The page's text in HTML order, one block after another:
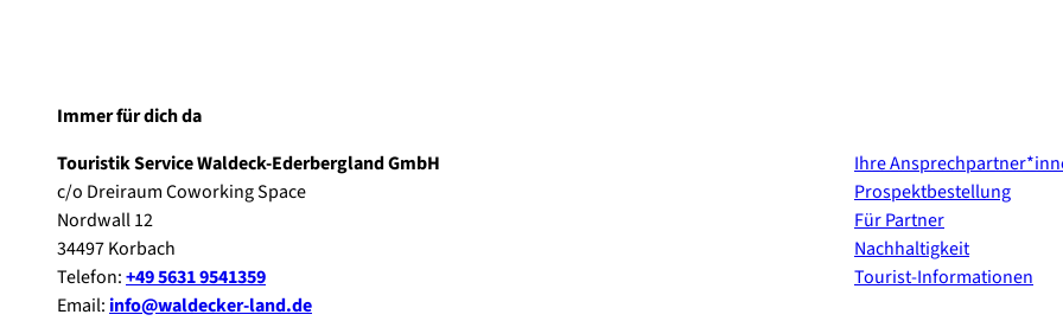
Immer für dich da
Touristik Service Waldeck-Ederbergland GmbH
c/o Dreiraum Coworking Space
Nordwall 12
34497 Korbach
Telefon:+49 5631 9541359
Email:info@waldecker-land.de
Ihre
Prospektbestellung
Für Partner
Nachhaltigkeit
Tourist-Informationen